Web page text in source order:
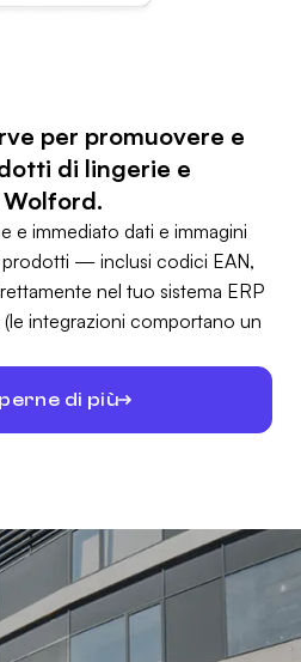
per promuovere e
di lingerie e
e immediato dati e immagini
— inclusi codici EAN,
nel tuo sistema ERP
integrazioni comportano un
di più